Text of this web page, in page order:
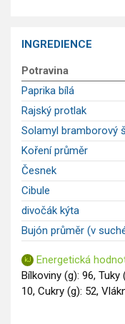
hovězí, telecí
vnitřnosti
ryby
zvěřina
ostatní maso
Omáčky
Bezmasé a
Saláty
Sladké pokrmy
Dezerty
Nápoje
Ostatní
Dětské recepty
GLP-1 recepty
INGREDIENCE
Potravina
Paprika bílá
Rajský protlak
Solamyl bramborový
Koření průměr
Česnek
Cibule
divočák kýta
Bujón průměr (v
Energetická
Bílkoviny (g): 96, Tuky
10, Cukry (g): 52,